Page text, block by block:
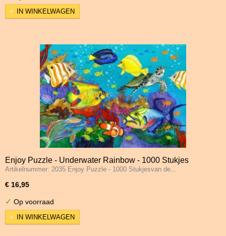
IN WINKELWAGEN
Enjoy Puzzle - Underwater Rainbow - 1000 Stukjes
Artikelnummer: 2035 Enjoy Puzzle - 1000 Stukjesvan de…
€ 16,95
✓ Op voorraad
IN WINKELWAGEN